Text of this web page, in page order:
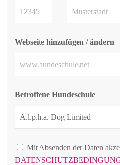
Webseite hinzufügen / ändern
Betroffene Hundeschule
Mit Absenden der Daten